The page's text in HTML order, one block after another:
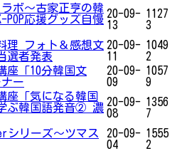
ラボ～古家正亨の韓
POP応援グッズ自慢 20-09-
13
1127
3
理 フォト＆感想文
選者発表
20-09-
11
1049
2
座「10分韓国文
ナー
20-09-
09
1057
9
座「気になる韓国
ぶ韓国語発音② 濃 20-09-
08
1356
7
シリーズ〜ツマス
20-09-
04
1555
2